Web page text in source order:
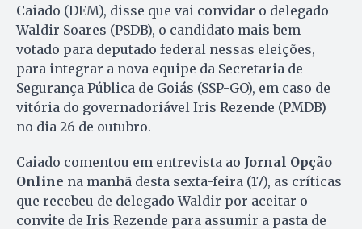
Caiado (DEM), disse que vai convidar o delegado
Waldir Soares (PSDB), o candidato mais bem
votado para deputado federal nessas eleições,
para integrar a nova equipe da Secretaria de
Segurança Pública de Goiás (SSP-GO), em caso de
vitória do governadoriável Iris Rezende (PMDB)
no dia 26 de outubro.
Caiado comentou em entrevista ao Jornal Opção
Online na manhã desta sexta-feira (17), as críticas
que recebeu de delegado Waldir por aceitar o
convite de Iris Rezende para assumir a pasta de